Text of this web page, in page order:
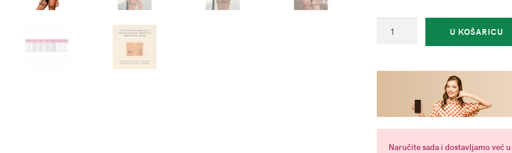
-
količina
U KOŠARICU
Naručitesadai dostavljamo već u